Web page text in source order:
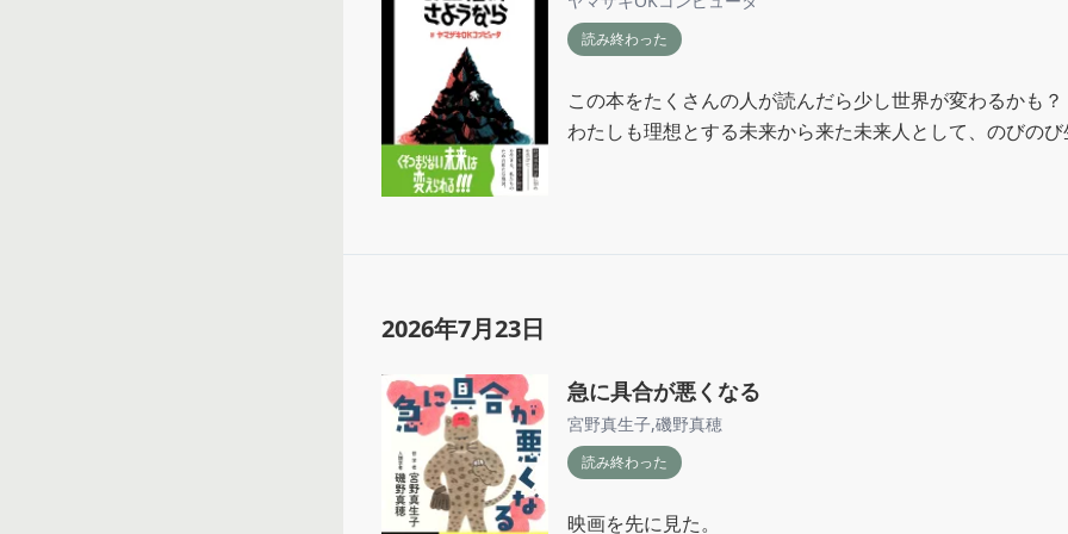
読み終わった
この本をたくさんの人が読んだら少し世界が変わるかも？
わたしも理想とする未来から来た未来人として、のびのび
2026年7月23日
急に具合が悪くなる
宮野真生子,磯野真穂
読み終わった
映画を先に見た。